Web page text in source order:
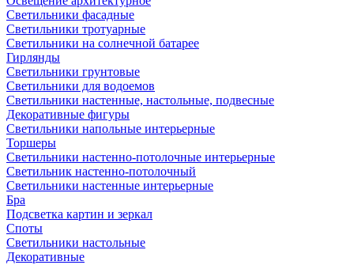
Светильники фасадные
Светильники тротуарные
Светильники на солнечной батарее
Гирлянды
Светильники грунтовые
Светильники для водоемов
Светильники настенные, настольные, подвесные
Декоративные фигуры
Светильники напольные интерьерные
Торшеры
Светильники настенно-потолочные интерьерные
Светильник настенно-потолочный
Светильники настенные интерьерные
Бра
Подсветка картин и зеркал
Споты
Светильники настольные
Декоративные